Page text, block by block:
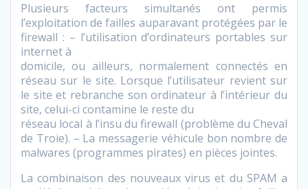
Plusieurs facteurs simultanés ont permis
l’exploitation de failles auparavant protégées par le
firewall : – l’utilisation d’ordinateurs portables sur
internet à
domicile, ou ailleurs, normalement connectés en
réseau sur le site. Lorsque l’utilisateur revient sur
le site et rebranche son ordinateur à l’intérieur du
site, celui-ci contamine le reste du
réseau local à l’insu du firewall (problème du Cheval
de Troie). – La messagerie véhicule bon nombre de
malwares (programmes pirates) en pièces jointes.
La combinaison des nouveaux virus et du SPAM a